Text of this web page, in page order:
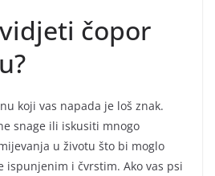
čopor
koji vas napada je loš znak.
snage ili iskusiti mnogo
u životu što bi moglo
ispunjenim i čvrstim. Ako vas psi